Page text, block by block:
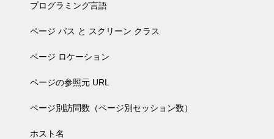
プログラミング言語
ページ パス と スクリーン クラス
ページ ロケーション
ページの参照元 URL
ページ別訪問数（ページ別セッション数）
ホスト名